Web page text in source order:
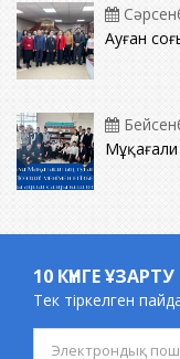
кеші өтті.
Ауған
10 КҮНГЕ ҰЗАРТУ
Тек тіркелген